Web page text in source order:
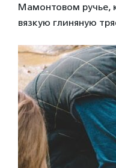
Мамонтовом ручье,
вязкую глиняную